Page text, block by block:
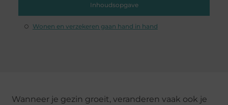
Inhoudsopgave
Wonen en verzekeren gaan hand in hand
Wanneer je gezin groeit, veranderen vaak ook je